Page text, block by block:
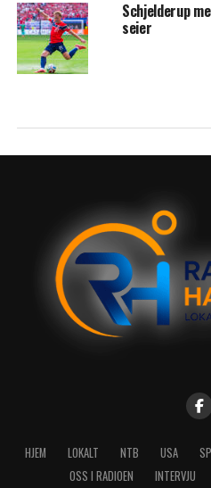
Schjelderup
seier
HJEM LOKALT NTB USA
OSS I RADIOEN
INTERVJU